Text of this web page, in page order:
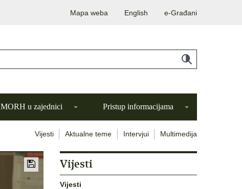
Mapa weba English e-Građani
MORH u zajednici Pristup informacijama
Vijesti Aktualne teme Intervjui Multimedija
Vijesti
Vijesti